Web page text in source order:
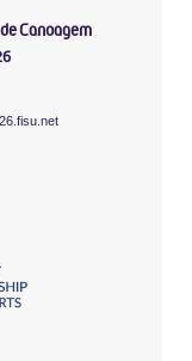
Canoagem